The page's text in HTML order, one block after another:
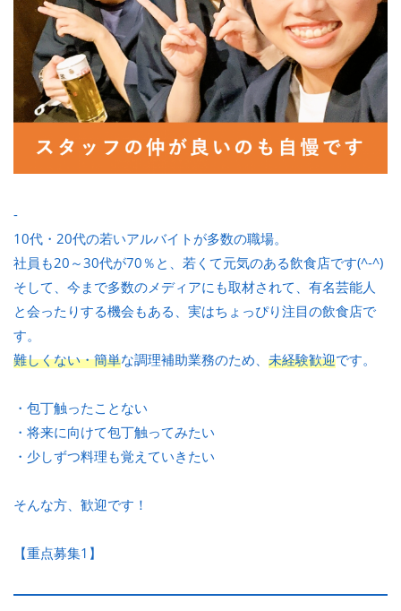
-
10代・20代の若いアルバイトが多数の職場。
社員も20～30代が70％と、若くて元気のある飲食店です(^-^)
そして、今まで多数のメディアにも取材されて、有名芸能人
と会ったりする機会もある、実はちょっぴり注目の飲食店で
す。
難しくない・簡単な調理補助業務のため、 未経験歓迎です。
・包丁触ったことない
・将来に向けて包丁触ってみたい
・少しずつ料理も覚えていきたい
そんな方、歓迎です！
【重点募集1】